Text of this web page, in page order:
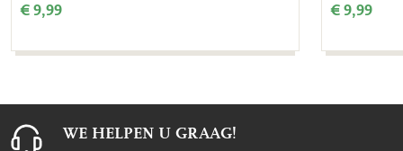
€ 9,99 € 9,99
WE HELPEN U GRAAG!